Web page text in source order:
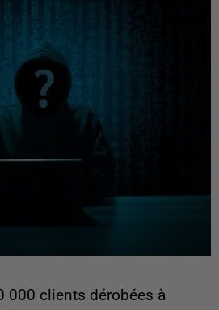
000 clients dérobées à